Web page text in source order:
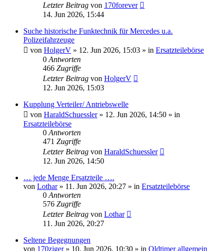
Letzter Beitrag von 170forever
14. Jun 2026, 15:44
Suche historische Funktechnik für Mercedes u.a.
Polizeifahrzeuge
von HolgerV » 12. Jun 2026, 15:03 » in Ersatzteilebörse
0 Antworten
466 Zugriffe
Letzter Beitrag von HolgerV
12. Jun 2026, 15:03
Kupplung Verteiler/ Antriebswelle
von HaraldSchuessler» 12. Jun 2026, 14:50 » in
Ersatzteilebörse
0 Antworten
471 Zugriffe
Letzter Beitrag von HaraldSchuessler
12. Jun 2026, 14:50
… jede Menge Ersatzteile ….
von Lothar» 11. Jun 2026, 20:27 » in Ersatzteilebörse
0 Antworten
576 Zugriffe
Letzter Beitrag von Lothar
11. Jun 2026, 20:27
Seltene Begegnungen
von 170ziger» 10. Jun 2026, 10:30 » in Oldtimer allgemein